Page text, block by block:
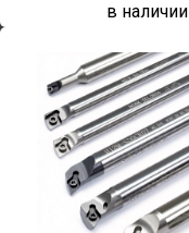
в наличии